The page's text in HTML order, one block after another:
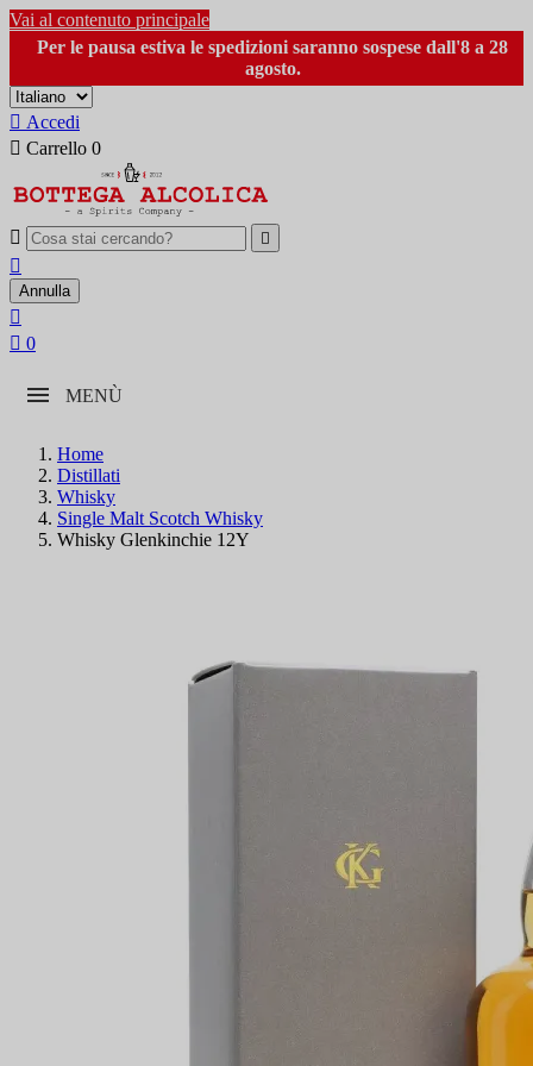
Vai al contenuto principale
Per le pausa estiva le spedizioni saranno sospese dall'8 a 28
agosto.
 Accedi
 Carrello 0
 

Annulla

 0
MENÙ
Home
Distillati
Whisky
Single Malt Scotch Whisky
Whisky Glenkinchie 12Y